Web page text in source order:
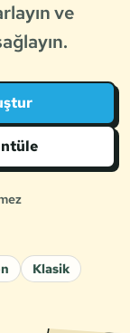
ve
Klasik